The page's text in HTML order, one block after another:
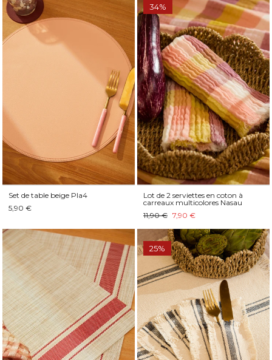
Set de table beige Pla4
5,90 €
34%
Lot de 2 serviettes en coton à
carreaux multicolores Nasau
11,90 € 7,90 €
25%